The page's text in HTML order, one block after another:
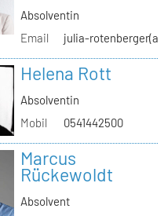
Absolventin
Email
julia-
Helena Rott
Absolventin
Mobil
0541442500
Marcus
Rückewoldt
Absolvent